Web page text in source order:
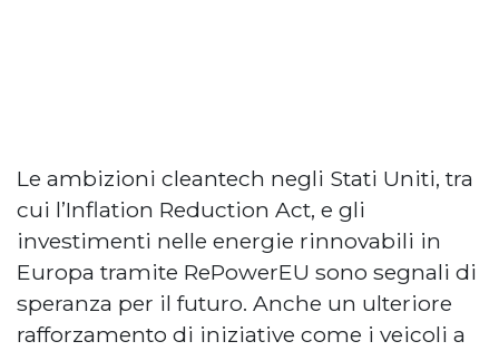
Le ambizioni cleantech negli Stati Uniti, tra
cui l’Inflation Reduction Act, e gli
investimenti nelle energie rinnovabili in
Europa tramite RePowerEU sono segnali di
speranza per il futuro. Anche un ulteriore
rafforzamento di iniziative come i veicoli a